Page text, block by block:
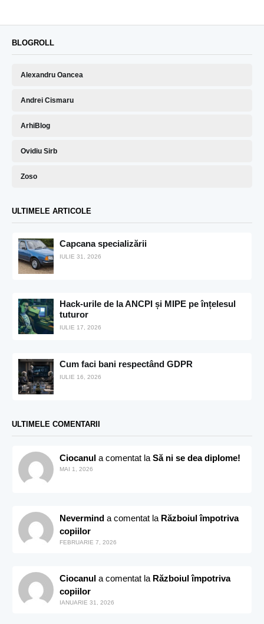
BLOGROLL
Alexandru Oancea
Andrei Cismaru
ArhiBlog
Ovidiu Sirb
Zoso
ULTIMELE ARTICOLE
Capcana specializării
IULIE 31, 2026
Hack-urile de la ANCPI și MIPE pe înțelesul
tuturor
IULIE 17, 2026
Cum faci bani respectând GDPR
IULIE 16, 2026
ULTIMELE COMENTARII
Ciocanul a comentat la Să ni se dea diplome!
MAI 1, 2026
Nevermind a comentat la Războiul împotriva
copiilor
FEBRUARIE 7, 2026
Ciocanul a comentat la Războiul împotriva
copiilor
IANUARIE 31, 2026